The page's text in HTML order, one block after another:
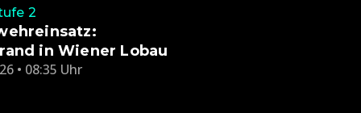
2
in Wiener Lobau
• 08:35 Uhr